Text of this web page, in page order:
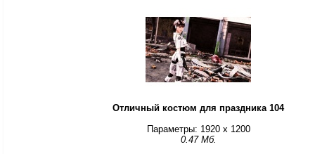
Отличный костюм для праздника 104
Параметры: 1920 x 1200
0.47 Мб.